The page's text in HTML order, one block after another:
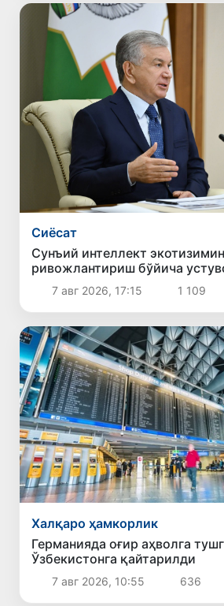
Сиёсат
Сунъий интеллект
ривожлантириш бўйича
белгиланди
7 авг 2026, 17:15 1 109
Халқаро ҳамкорлик
Германияда оғир аҳволга
Ўзбекистонга қайтарилди
7 авг 2026, 10:55 636